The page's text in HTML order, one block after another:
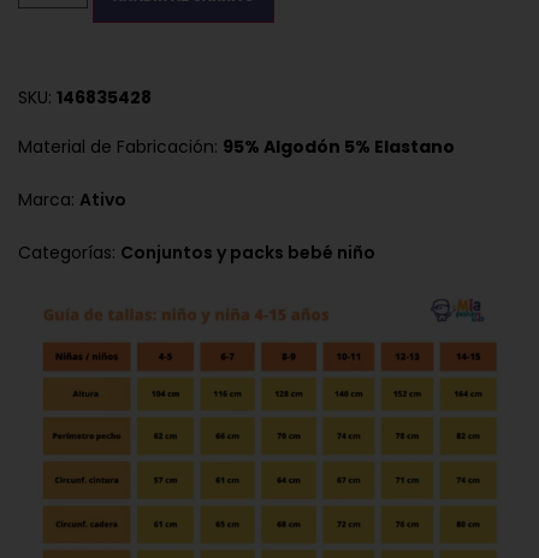
SKU: 146835428
Material de Fabricación: 95% Algodón 5% Elastano
Marca: Ativo
Categorías: Conjuntos y packs bebé niño